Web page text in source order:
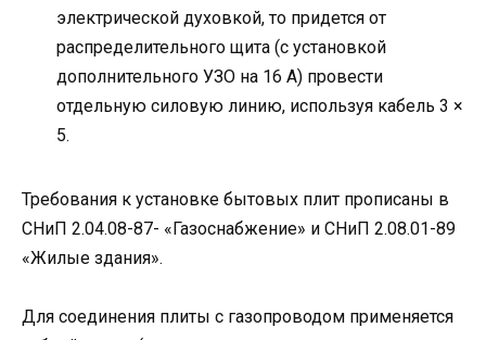
электрической духовкой, то придется от
распределительного щита (с установкой
дополнительного УЗО на 16 А) провести
отдельную силовую линию, используя кабель 3 ×
5.
Требования к установке бытовых плит прописаны в
СНиП 2.04.08-87- «Газоснабжение» и СНиП 2.08.01-89
«Жилые здания».
Для соединения плиты с газопроводом применяется